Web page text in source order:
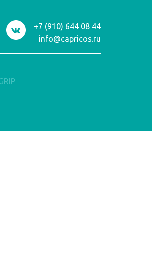
+7 (910) 644 08 44
info@capricos.ru